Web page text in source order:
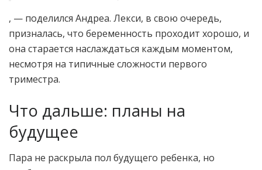
, — поделился Андреа. Лекси, в свою очередь,
призналась, что беременность проходит хорошо, и
она старается наслаждаться каждым моментом,
несмотря на типичные сложности первого
триместра.
Что дальше: планы на
будущее
Пара не раскрыла пол будущего ребенка, но